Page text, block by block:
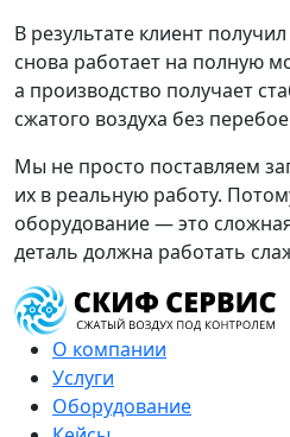
В результате клиент
снова работает на полную
а производство получает
сжатого воздуха без
Мы не просто поставляем
их в реальную работу.
оборудование — это
деталь должна работать
О компании
Услуги
Оборудование